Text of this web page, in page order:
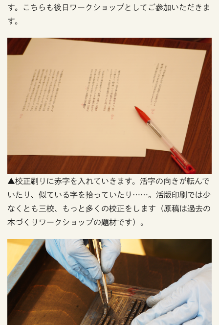
す。こちらも後日ワークショップとしてご参加いただきま
す。
▲校正刷りに赤字を入れていきます。活字の向きが転んで
いたり、似ている字を拾っていたり……。活版印刷では少
なくとも三校、もっと多くの校正をします（原稿は過去の
本づくりワークショップの題材です）。